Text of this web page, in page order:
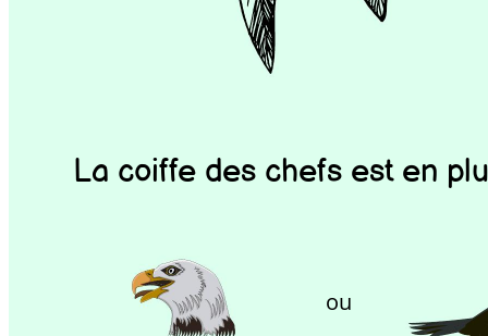
La coiffe des chefs est en
ou